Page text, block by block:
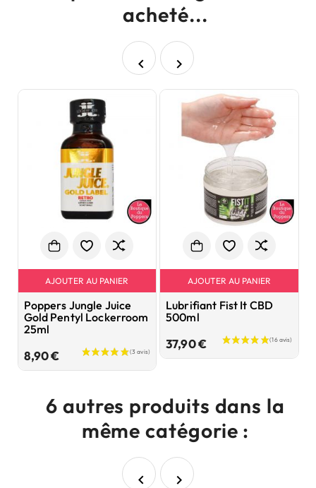
acheté...
 
AJOUTER AU PANIER
Poppers Jungle Juice
Gold Pentyl Lockerroom
25ml
8,90 €Prix
AJOUTER AU PANIER
Lubrifiant Fist It CBD
500ml
37,90 €Prix
6 autres produits dans la
même catégorie :
 